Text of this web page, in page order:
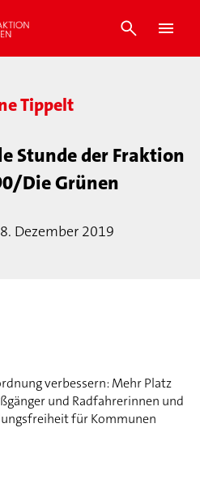
Tippelt
Stunde der Fraktion
Die Grünen
Dezember 2019
verbessern: Mehr Platz
und Radfahrerinnen und
für Kommunen